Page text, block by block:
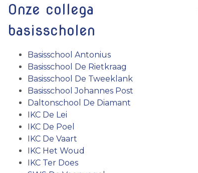
Onze collega
basisscholen
Basisschool Antonius
Basisschool De Rietkraag
Basisschool De Tweeklank
Basisschool Johannes Post
Daltonschool De Diamant
IKC De Lei
IKC De Poel
IKC De Vaart
IKC Het Woud
IKC Ter Does